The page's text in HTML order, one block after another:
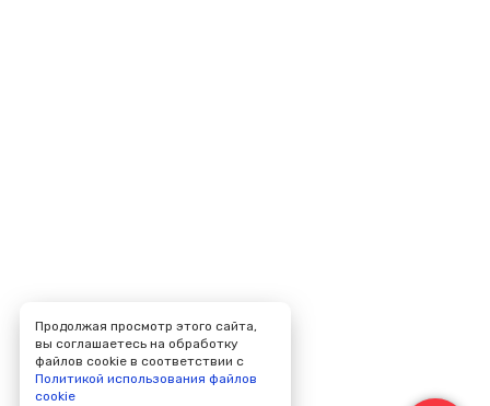
Продолжая просмотр этого сайта,
вы соглашаетесь на обработку
файлов cookie в соответствии с
Политикой использования файлов
cookie